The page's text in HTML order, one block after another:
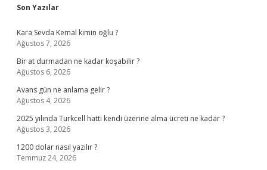
Sidebar
Son Yazılar
Kara Sevda Kemal kimin oğlu ?
Ağustos 7, 2026
Bir at durmadan ne kadar koşabilir ?
Ağustos 6, 2026
Avans gün ne anlama gelir ?
Ağustos 4, 2026
2025 yılında Turkcell hattı kendi üzerine alma ücreti ne kadar ?
Ağustos 3, 2026
1200 dolar nasıl yazılır ?
Temmuz 24, 2026